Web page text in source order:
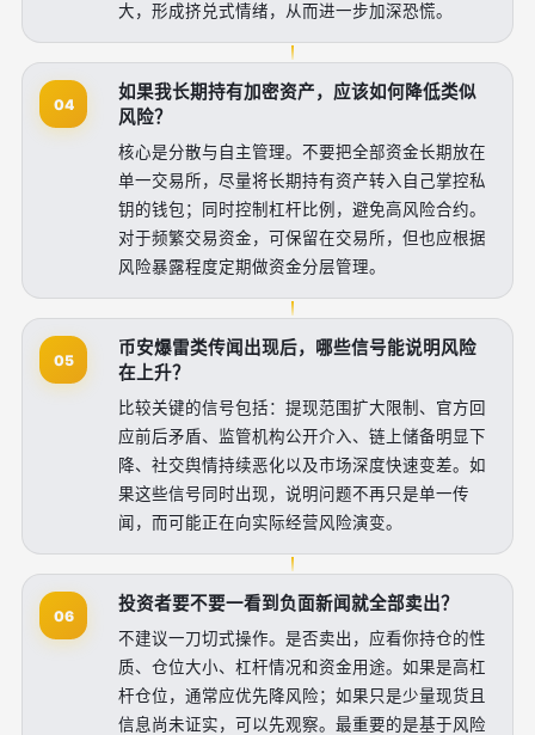
大，形成挤兑式情绪，从而进一步加深恐慌。
04
如果我长期持有加密资产，应该如何降低类似
风险？
核心是分散与自主管理。不要把全部资金长期放在
单一交易所，尽量将长期持有资产转入自己掌控私
钥的钱包；同时控制杠杆比例，避免高风险合约。
对于频繁交易资金，可保留在交易所，但也应根据
风险暴露程度定期做资金分层管理。
05
币安爆雷类传闻出现后，哪些信号能说明风险
在上升？
比较关键的信号包括：提现范围扩大限制、官方回
应前后矛盾、监管机构公开介入、链上储备明显下
降、社交舆情持续恶化以及市场深度快速变差。如
果这些信号同时出现，说明问题不再只是单一传
闻，而可能正在向实际经营风险演变。
06
投资者要不要一看到负面新闻就全部卖出？
不建议一刀切式操作。是否卖出，应看你持仓的性
质、仓位大小、杠杆情况和资金用途。如果是高杠
杆仓位，通常应优先降风险；如果只是少量现货且
信息尚未证实，可以先观察。最重要的是基于风险